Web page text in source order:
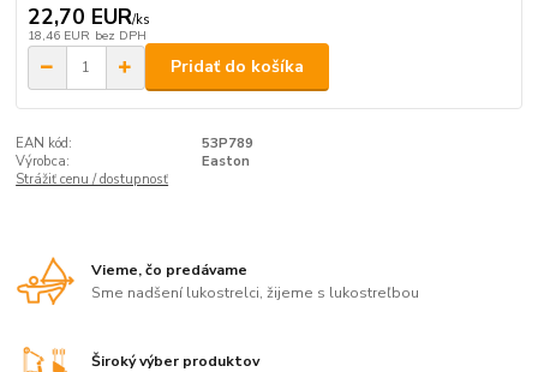
22,70 EUR/ks
18,46 EUR bez DPH
Pridať do košíka
EAN kód:
53P789
Výrobca:
Easton
Strážiť cenu / dostupnosť
Vieme, čo predávame
Sme nadšení lukostrelci, žijeme s lukostreľbou
Široký výber produktov